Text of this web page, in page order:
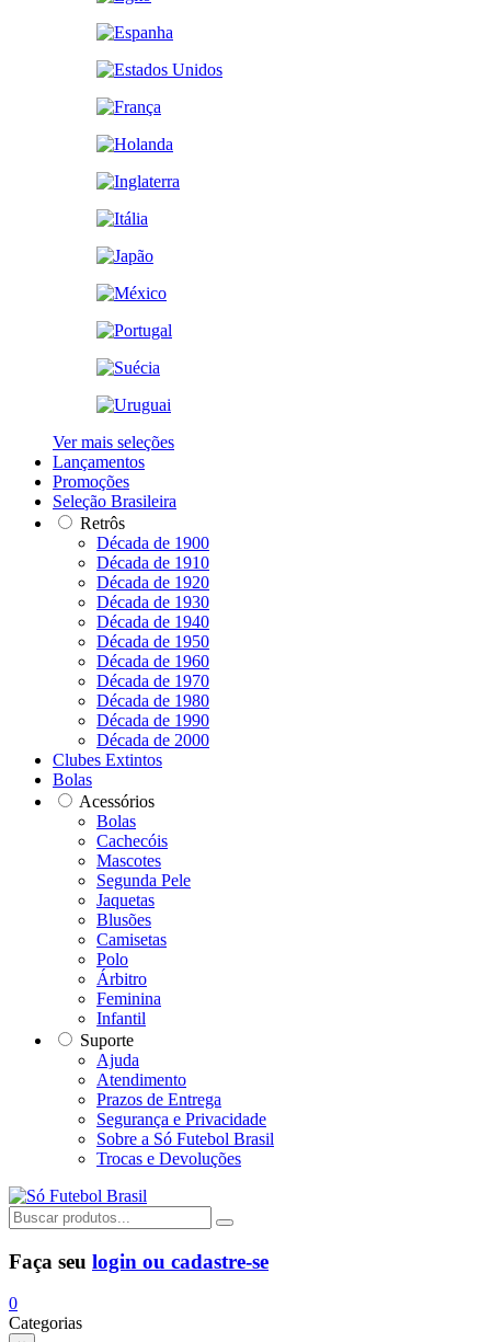
Ver mais seleções
Lançamentos
Promoções
Seleção Brasileira
Retrôs
Década de 1900
Década de 1910
Década de 1920
Década de 1930
Década de 1940
Década de 1950
Década de 1960
Década de 1970
Década de 1980
Década de 1990
Década de 2000
Clubes Extintos
Bolas
Acessórios
Bolas
Cachecóis
Mascotes
Segunda Pele
Jaquetas
Blusões
Camisetas
Polo
Árbitro
Feminina
Infantil
Suporte
Ajuda
Atendimento
Prazos de Entrega
Segurança e Privacidade
Sobre a Só Futebol Brasil
Trocas e Devoluções
Faça seu login ou cadastre-se
0
Categorias